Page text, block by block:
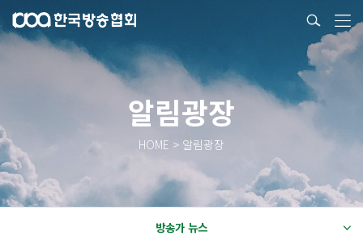
알림광장
HOME > 알림광장
방송가 뉴스